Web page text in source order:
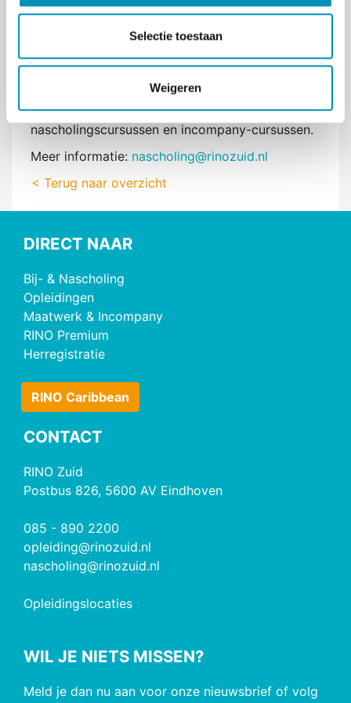
Selectie toestaan
Weigeren
ervaringsdeskundigheid in de regio Midden- en
West-Brabant. Markieza biedt incompany
trainingen aan voor medewerkers in het sociaal
postacademische en duale opleidingen voor de
geestelijke gezondheidszorg,
nascholingscursussen en incompany-cursussen.
Meer informatie: nascholing@rinozuid.nl
< Terug naar overzicht
DIRECT NAAR
Bij- & Nascholing
Opleidingen
Maatwerk & Incompany
RINO Premium
Herregistratie
RINO Caribbean
CONTACT
RINO Zuid
Postbus 826, 5600 AV Eindhoven
085 - 890 2200
opleiding@rinozuid.nl
nascholing@rinozuid.nl
Opleidingslocaties
WIL JE NIETS MISSEN?
Meld je dan nu aan voor onze nieuwsbrief of volg